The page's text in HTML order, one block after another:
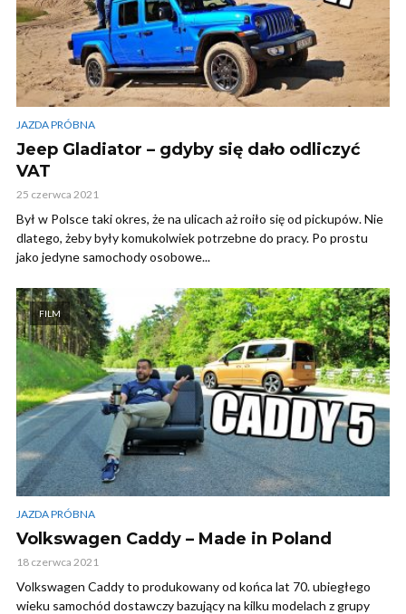
JAZDA PRÓBNA
Jeep Gladiator – gdyby się dało odliczyć
VAT
25 czerwca 2021
Był w Polsce taki okres, że na ulicach aż roiło się od pickupów. Nie
dlatego, żeby były komukolwiek potrzebne do pracy. Po prostu
jako jedyne samochody osobowe...
FILM
JAZDA PRÓBNA
Volkswagen Caddy – Made in Poland
18 czerwca 2021
Volkswagen Caddy to produkowany od końca lat 70. ubiegłego
wieku samochód dostawczy bazujący na kilku modelach z grupy